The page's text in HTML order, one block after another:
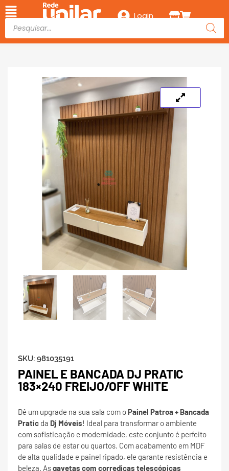
Login
SKU: 981035191
PAINEL E BANCADA DJ PRATIC
183×240 FREIJO/OFF WHITE
Dê um upgrade na sua sala com oPainel Patroa + Bancada
Pratic da Dj Móveis! Ideal para transformar o ambiente
com sofisticação e modernidade, este conjunto é perfeito
para salas de estar ou quartos. Com acabamento em MDF
de alta qualidade e painel ripado, ele garante resistência e
beleza. Asgavetas com corrediças telescópicas